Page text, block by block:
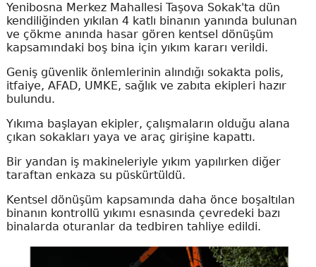
Yenibosna Merkez Mahallesi Taşova Sokak'ta dün
kendiliğinden yıkılan 4 katlı binanın yanında bulunan
ve çökme anında hasar gören kentsel dönüşüm
kapsamındaki boş bina için yıkım kararı verildi.
Geniş güvenlik önlemlerinin alındığı sokakta polis,
itfaiye, AFAD, UMKE, sağlık ve zabıta ekipleri hazır
bulundu.
Yıkıma başlayan ekipler, çalışmaların olduğu alana
çıkan sokakları yaya ve araç girişine kapattı.
Bir yandan iş makineleriyle yıkım yapılırken diğer
taraftan enkaza su püskürtüldü.
Kentsel dönüşüm kapsamında daha önce boşaltılan
binanın kontrollü yıkımı esnasında çevredeki bazı
binalarda oturanlar da tedbiren tahliye edildi.